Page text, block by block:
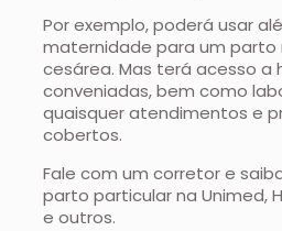
Por exemplo, poderá usar
maternidade para um
cesárea. Mas terá acesso a
conveniadas, bem como
quaisquer atendimentos e
cobertos.
Fale com um corretor e
parto particular na Unimed,
e outros.